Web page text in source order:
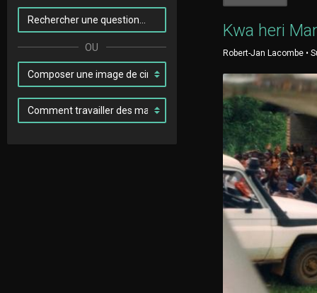
Kwa heri
Robert-Jan Lacombe •